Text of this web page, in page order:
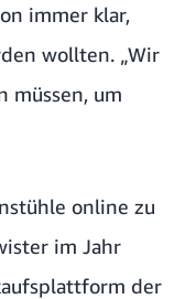
immer klar,
wollten. „Wir
müssen, um
online zu
im Jahr
der